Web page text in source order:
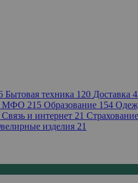
Бытовая техника 120 Доставка
МФО 215 Образование 154
Связь и интернет 21 Страхование
изделия 21